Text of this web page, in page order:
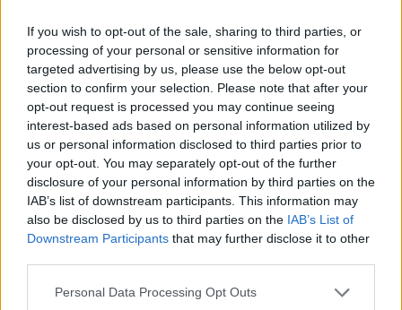
If you wish to opt-out of the sale, sharing to third parties, or
processing of your personal or sensitive information for
targeted advertising by us, please use the below opt-out
section to confirm your selection. Please note that after your
opt-out request is processed you may continue seeing
interest-based ads based on personal information utilized by
us or personal information disclosed to third parties prior to
your opt-out. You may separately opt-out of the further
disclosure of your personal information by third parties on the
IAB’s list of downstream participants. This information may
also be disclosed by us to third parties on the IAB’s List of
Downstream Participants that may further disclose it to other
Personal Data Processing Opt Outs
Il Monastir riparte dai pilastri Masia, Pinna e
Aloia, il primo acquisto è Loru
7 Ago 2026
Gran colpo dell'Ossese, per la difesa c'è l'ex
Torres Riccardo Idda
7 Ago 2026
Il Monastir 1983 si trasforma da Associazione
Sportiva in Srl
7 Ago 2026
L'Ossese si prepara all'esordio in D: Forzati,